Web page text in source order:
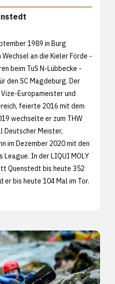
1989 in Burg
an die Kieler Förde -
beim TuS N-Lübbecke -
den SC Magdeburg. Der
Europameister und
feierte 2016 mit dem
wechselte er zum THW
Deutscher Meister,
im Dezember 2020 mit den
League. In der LIQUI MOLY
Quenstedt bis heute 352
bis heute 104 Mal im Tor.